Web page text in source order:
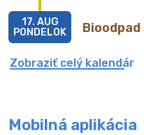
Bioodpad
17. AUG
PONDELOK
Zobraziť celý kalendár
Mobilná aplikácia